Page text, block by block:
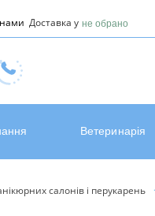
Доставка у не обрано
Ветеринарія
салонів і перукарень